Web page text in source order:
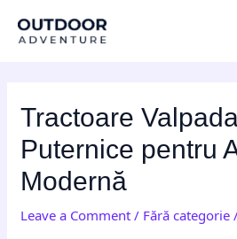
Tractoare
Puternice pentru
Modernă
Leave a Comment / Fără categorie
navigation